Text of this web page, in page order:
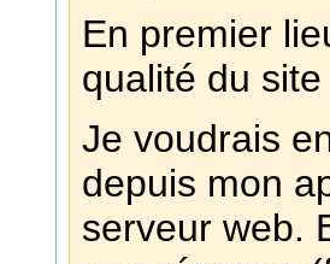
En premier
qualité du
Je voudrais
depuis mon
serveur web.